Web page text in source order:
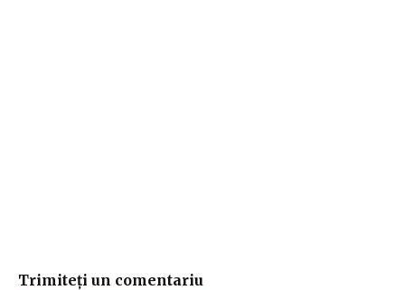
Trimiteți un comentariu